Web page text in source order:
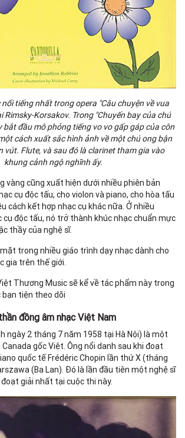
tiếng nhất trong opera "Câu chuyện về vua
Rimsky-Korsakov. Trong "Chuyến bay của chú
bắt đầu mô phỏng tiếng vo vo gấp gáp của côn
cách xuất sắc hình ảnh về một chú ong bận
vút. Flute, và sau đó là clarinet tham gia vào
khung cảnh ngộ nghĩnh ấy.
vàng cũng xuất hiện dưới nhiều phiên bản
cụ độc tấu, cho violon và piano, cho hòa tấu
cách kết hợp nhạc cụ khác nữa. Ở nhiều
cụ độc tấu, nó trở thành khúc nhạc chuẩn mực
thầy của nghệ sĩ.
trong nhiều giáo trình dạy nhạc dành cho
gia trên thế giới.
Thương Music sẽ kể về tác phẩm này trong
tiện theo dõi
đồng âm nhạc Việt Nam
ngày 2 tháng 7 năm 1958 tại Hà Nội) là một
gốc Việt. Ông nổi danh sau khi đoạt
quốc tế Frédéric Chopin lần thứ X (tháng
(Ba Lan). Đó là lần đầu tiên một nghệ sĩ
giải nhất tại cuộc thi này.